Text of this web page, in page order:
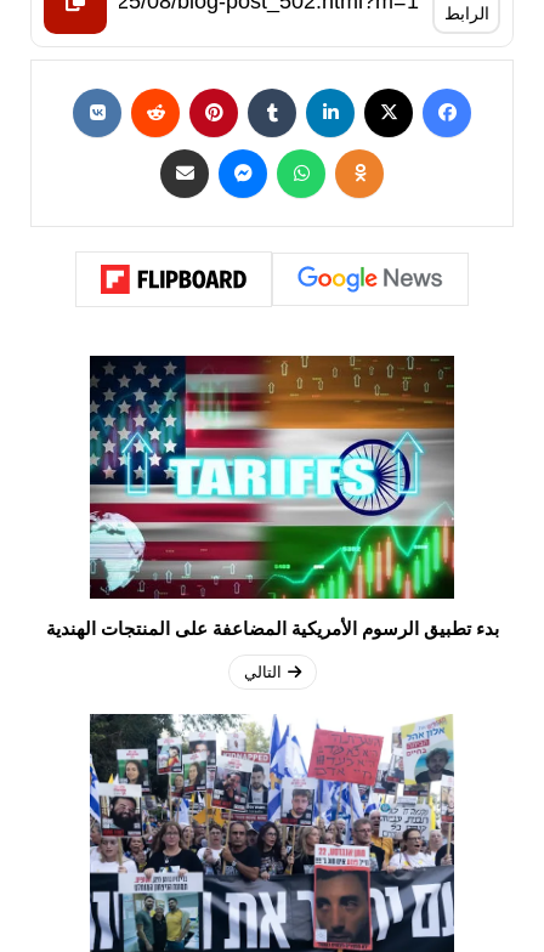
الرابط
بدء تطبيق الرسوم الأمريكية المضاعفة على المنتجات الهندية
التالي